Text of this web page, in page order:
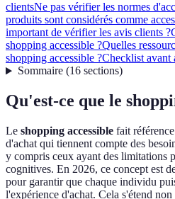
clientsNe pas vérifier les normes
produits sont considérés comme
important de vérifier les avis clients ?
shopping accessible ?Quelles
shopping accessible ?Checklist avant
Sommaire(16 sections)
Qu'est-ce que le
Le shopping accessible fait
d'achat qui tiennent compte des
y compris ceux ayant des limitations
cognitives. En 2026, ce concept est
pour garantir que chaque individu
l'expérience d'achat. Cela s'étend